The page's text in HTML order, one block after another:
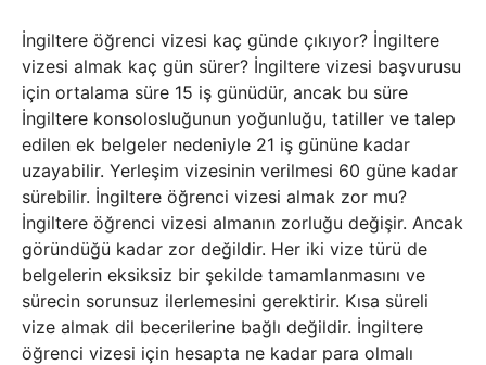
İngiltere öğrenci vizesi kaç günde çıkıyor? İngiltere
vizesi almak kaç gün sürer? İngiltere vizesi başvurusu
için ortalama süre 15 iş günüdür, ancak bu süre
İngiltere konsolosluğunun yoğunluğu, tatiller ve talep
edilen ek belgeler nedeniyle 21 iş gününe kadar
uzayabilir. Yerleşim vizesinin verilmesi 60 güne kadar
sürebilir. İngiltere öğrenci vizesi almak zor mu?
İngiltere öğrenci vizesi almanın zorluğu değişir. Ancak
göründüğü kadar zor değildir. Her iki vize türü de
belgelerin eksiksiz bir şekilde tamamlanmasını ve
sürecin sorunsuz ilerlemesini gerektirir. Kısa süreli
vize almak dil becerilerine bağlı değildir. İngiltere
öğrenci vizesi için hesapta ne kadar para olmalı